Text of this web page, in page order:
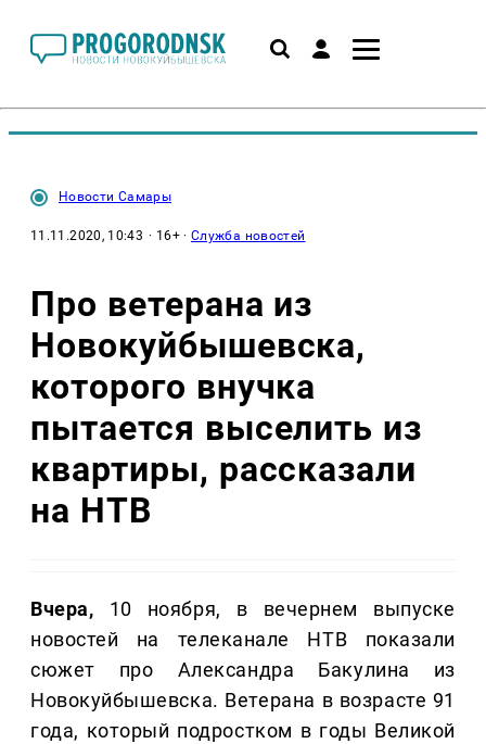
Новости Самары
11.11.2020, 10:43 · 16+ ·Служба новостей
Про ветерана из
Новокуйбышевска,
которого внучка
пытается выселить из
квартиры, рассказали
на НТВ
Вчера, 10 ноября, в вечернем выпуске
новостей на телеканале НТВ показали
сюжет про Александра Бакулина из
Новокуйбышевска. Ветерана в возрасте 91
года, который подростком в годы Великой